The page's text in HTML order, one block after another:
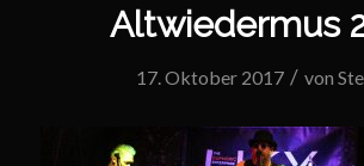
Altwiedermus
17. Oktober 2017 / von